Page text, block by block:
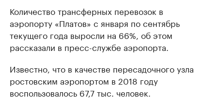
Количество трансферных перевозок в
аэропорту «Платов» с января по сентябрь
текущего года выросли на 66%, об этом
рассказали в пресс-службе аэропорта.
Известно, что в качестве пересадочного узла
ростовским аэропортом в 2018 году
воспользовалось 67,7 тыс. человек.